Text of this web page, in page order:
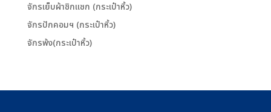
จักรเย็บผ้าซิกแซก (กระเป๋าหิ้ว)
จักรปักคอมฯ (กระเป๋าหิ้ว)
จักรพ้ง(กระเป๋าหิ้ว)